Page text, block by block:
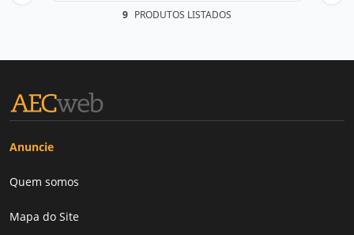
9 PRODUTOS LISTADOS
Anuncie
Quem somos
Mapa do Site